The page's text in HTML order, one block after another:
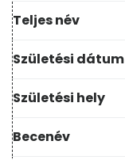
Teljes név
Születési dátum
Születési hely
Becenév